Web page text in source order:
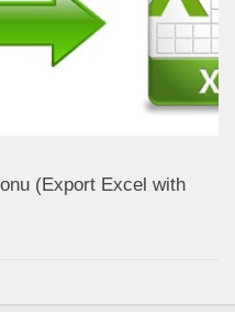
(Export Excel with